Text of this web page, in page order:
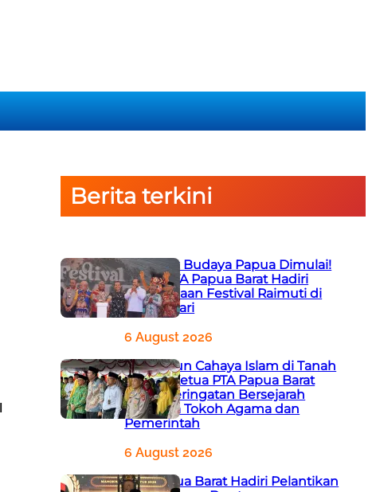
Berita terkini
Semarak Budaya Papua Dimulai!
Ketua PTA Papua Barat Hadiri
Pembukaan Festival Raimuti di
Manokwari
6 August 2026
666 Tahun Cahaya Islam di Tanah
Papua! Ketua PTA Papua Barat
Hadiri Peringatan Bersejarah
Bersama Tokoh Agama dan
Pemerintah
6 August 2026
PTA Papua Barat Hadiri Pelantikan